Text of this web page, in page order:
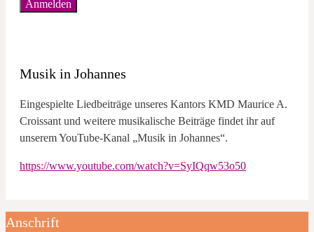
Musik in Johannes
Eingespielte Liedbeiträge unseres Kantors KMD Maurice A.
Croissant und weitere musikalische Beiträge findet ihr auf
unserem YouTube-Kanal „Musik in Johannes“.
https://www.youtube.com/watch?v=SyIQqw53o50
Anschrift